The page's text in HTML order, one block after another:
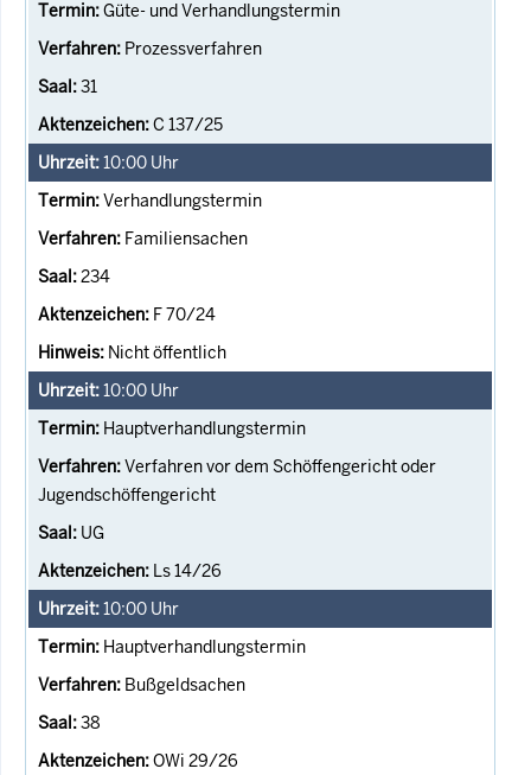
Güte- und Verhandlungstermin
Prozessverfahren
31
C 137/25
10:00 Uhr
Verhandlungstermin
Familiensachen
234
F 70/24
Nicht öffentlich
10:00 Uhr
Hauptverhandlungstermin
Verfahren vor dem Schöffengericht oder
Jugendschöffengericht
UG
Ls 14/26
10:00 Uhr
Hauptverhandlungstermin
Bußgeldsachen
38
OWi 29/26